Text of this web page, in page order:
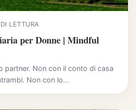
LETTURA
per Donne | Mindful
partner. Non con il conto di casa
Non con lo...